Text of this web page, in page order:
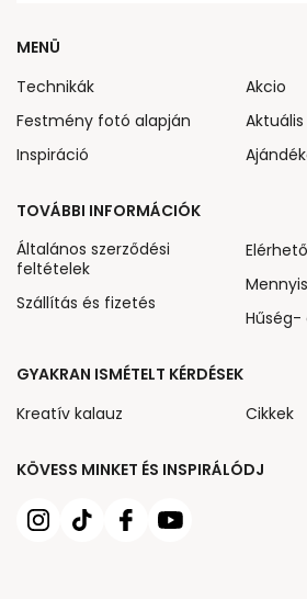
KÖVESS MINKET ÉS INSPIRÁLÓDJ
MENÜ
Technikák
Festmény fotó alapján
Inspiráció
Akcio
Aktuális
TOVÁBBI INFORMÁCIÓK
Általános szerződési
feltételek
Szállítás és fizetés
Hűség-
GYAKRAN ISMÉTELT KÉRDÉSEK
Kreatív kalauz
Cikkek